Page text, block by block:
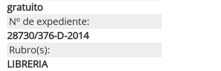
gratuito
Nº de expediente:
28730/376-D-2014
Rubro(s):
LIBRERIA